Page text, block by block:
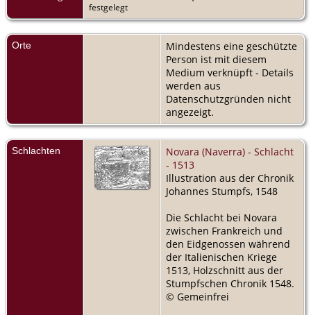
festgelegt
Orte
Mindestens eine geschützte
Person ist mit diesem
Medium verknüpft - Details
werden aus
Datenschutzgründen nicht
angezeigt.
Schlachten
Novara (Naverra) - Schlacht
- 1513
Illustration aus der Chronik
Johannes Stumpfs, 1548
Die Schlacht bei Novara
zwischen Frankreich und
den Eidgenossen während
der Italienischen Kriege
1513, Holzschnitt aus der
Stumpfschen Chronik 1548.
© Gemeinfrei